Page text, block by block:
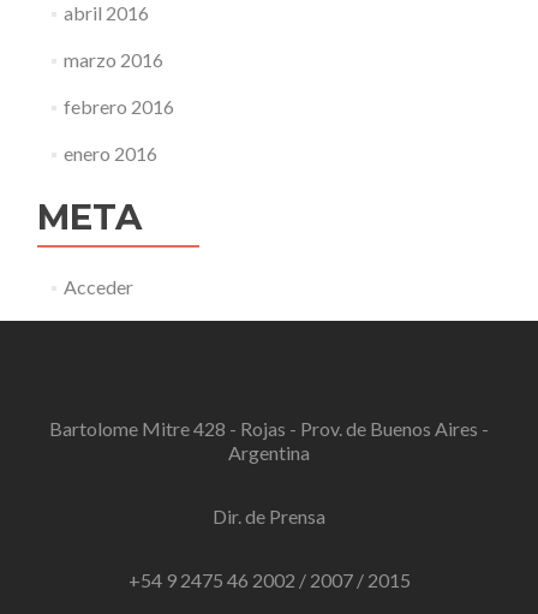
abril 2016
marzo 2016
febrero 2016
enero 2016
META
Acceder
Bartolome Mitre 428 - Rojas - Prov. de Buenos Aires -
Argentina
Dir. de Prensa
+54 9 2475 46 2002 / 2007 / 2015